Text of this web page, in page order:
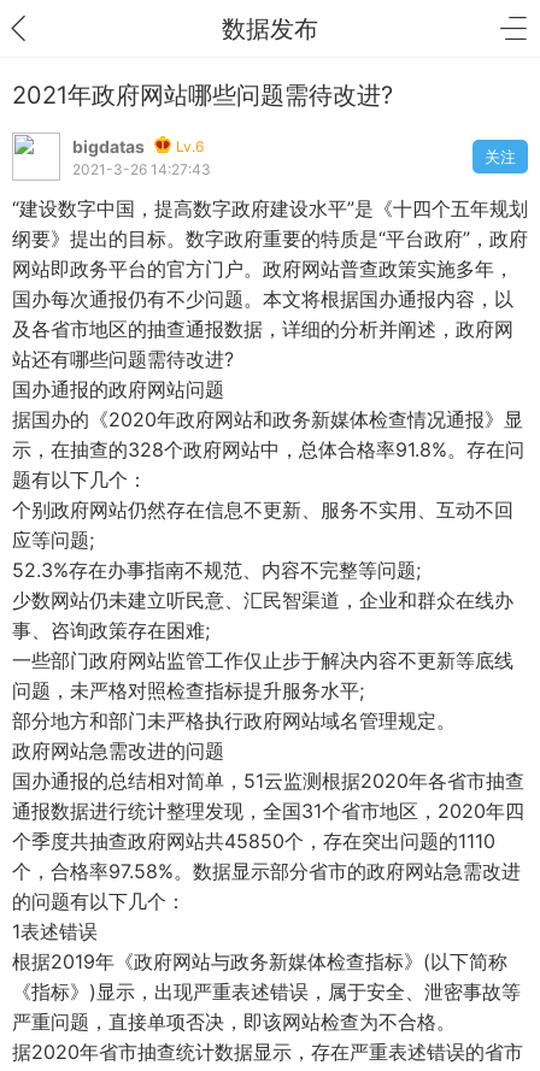
数据发布
2021年政府网站哪些问题需待改进?
bigdatas
Lv.6
2021-3-26 14:27:43
关注
“建设数字中国，提高数字政府建设水平”是《十四个五年规划
纲要》提出的目标。数字政府重要的特质是“平台政府”，政府
网站即政务平台的官方门户。政府网站普查政策实施多年，
国办每次通报仍有不少问题。本文将根据国办通报内容，以
及各省市地区的抽查通报数据，详细的分析并阐述，政府网
站还有哪些问题需待改进?
国办通报的政府网站问题
据国办的《2020年政府网站和政务新媒体检查情况通报》显
示，在抽查的328个政府网站中，总体合格率91.8%。存在问
题有以下几个：
个别政府网站仍然存在信息不更新、服务不实用、互动不回
应等问题;
52.3%存在办事指南不规范、内容不完整等问题;
少数网站仍未建立听民意、汇民智渠道，企业和群众在线办
事、咨询政策存在困难;
一些部门政府网站监管工作仅止步于解决内容不更新等底线
问题，未严格对照检查指标提升服务水平;
部分地方和部门未严格执行政府网站域名管理规定。
政府网站急需改进的问题
国办通报的总结相对简单，51云监测根据2020年各省市抽查
通报数据进行统计整理发现，全国31个省市地区，2020年四
个季度共抽查政府网站共45850个，存在突出问题的1110
个，合格率97.58%。数据显示部分省市的政府网站急需改进
的问题有以下几个：
1表述错误
根据2019年《政府网站与政务新媒体检查指标》(以下简称
《指标》)显示，出现严重表述错误，属于安全、泄密事故等
严重问题，直接单项否决，即该网站检查为不合格。
据2020年省市抽查统计数据显示，存在严重表述错误的省市